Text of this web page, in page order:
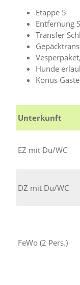
Etappe 5
Entfernung
Transfer
Hunde
Konus
Unterkunft
EZ mit Du/WC
DZ mit Du/WC
FeWo (2 Pers.)